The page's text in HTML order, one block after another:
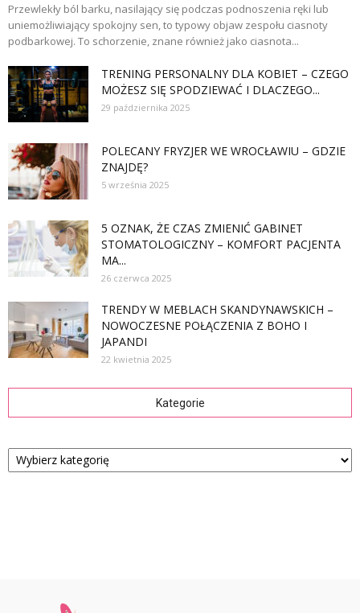
Przewlekły ból barku, nasilający się podczas podnoszenia ręki lub
uniemożliwiający spokojny sen, to typowy objaw zespołu ciasnoty
podbarkowej. To schorzenie, znane również jako ciasnota...
TRENING PERSONALNY DLA KOBIET – CZEGO
MOŻESZ SIĘ SPODZIEWAĆ I DLACZEGO...
29 października 2025
POLECANY FRYZJER WE WROCŁAWIU – GDZIE
ZNAJDĘ?
5 września 2025
5 OZNAK, ŻE CZAS ZMIENIĆ GABINET
STOMATOLOGICZNY – KOMFORT PACJENTA
MA...
26 czerwca 2025
TRENDY W MEBLACH SKANDYNAWSKICH –
NOWOCZESNE POŁĄCZENIA Z BOHO I
JAPANDI
22 kwietnia 2025
Kategorie
Kategorie